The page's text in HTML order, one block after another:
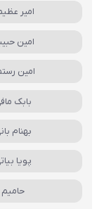
امیر
امین
امین
بابک
بهنام
پویا
حامیم